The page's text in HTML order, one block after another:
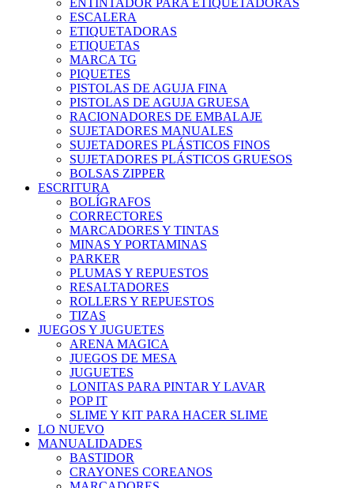
ENTINTADOR PARA ETIQUETADORAS
ESCALERA
ETIQUETADORAS
ETIQUETAS
MARCA TG
PIQUETES
PISTOLAS DE AGUJA FINA
PISTOLAS DE AGUJA GRUESA
RACIONADORES DE EMBALAJE
SUJETADORES MANUALES
SUJETADORES PLÁSTICOS FINOS
SUJETADORES PLÁSTICOS GRUESOS
BOLSAS ZIPPER
ESCRITURA
BOLÍGRAFOS
CORRECTORES
MARCADORES Y TINTAS
MINAS Y PORTAMINAS
PARKER
PLUMAS Y REPUESTOS
RESALTADORES
ROLLERS Y REPUESTOS
TIZAS
JUEGOS Y JUGUETES
ARENA MAGICA
JUEGOS DE MESA
JUGUETES
LONITAS PARA PINTAR Y LAVAR
POP IT
SLIME Y KIT PARA HACER SLIME
LO NUEVO
MANUALIDADES
BASTIDOR
CRAYONES COREANOS